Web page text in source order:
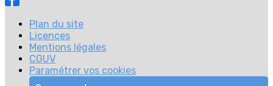
Plan du site
Licences
Mentions légales
CGUV
Paramétrer vos cookies